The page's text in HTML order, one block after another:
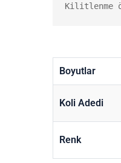
Kilitlenme
Boyutlar
Koli Adedi
Renk